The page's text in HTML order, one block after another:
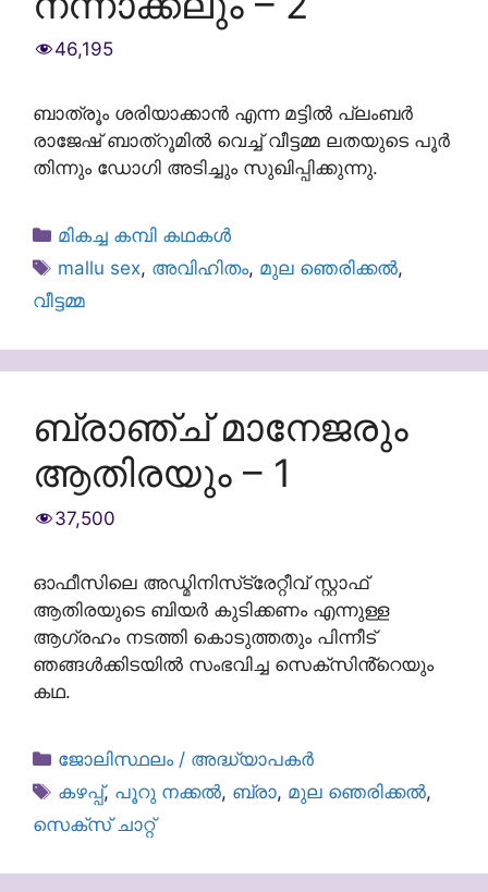
46,195
ബാത്രൂം ശരിയാക്കാൻ എന്ന മട്ടിൽ പ്ലംബർ
രാജേഷ് ബാത്റൂമിൽ വെച്ച് വീട്ടമ്മ ലതയുടെ പൂർ
തിന്നും ഡോഗി അടിച്ചും സുഖിപ്പിക്കുന്നു.
Categories
മികച്ച കമ്പി കഥകൾ
Tags
mallu sex, അവിഹിതം, മുല ഞെരിക്കൽ,
വീട്ടമ്മ
ബ്രാഞ്ച് മാനേജരും
ആതിരയും – 1
37,500
ഓഫീസിലെ അഡ്മിനിസ്‌ട്രേറ്റീവ് സ്റ്റാഫ്
ആതിരയുടെ ബിയർ കുടിക്കണം എന്നുള്ള
ആഗ്രഹം നടത്തി കൊടുത്തതും പിന്നീട്
ഞങ്ങൾക്കിടയിൽ സംഭവിച്ച സെക്‌സിൻ്റെയും
കഥ.
Categories
ജോലിസ്ഥലം / അദ്ധ്യാപകർ
Tags
കഴപ്പ്, പൂറു നക്കൽ, ബ്രാ, മുല ഞെരിക്കൽ,
സെക്സ് ചാറ്റ്